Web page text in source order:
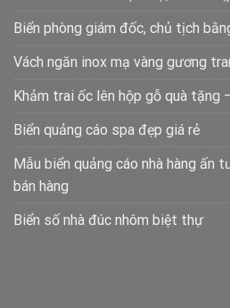
Biển phòng giám đốc, chủ tịch
Vách ngăn inox mạ vàng gương
Khảm trai ốc lên hộp gỗ quà tặng
Biển quảng cáo spa đẹp giá rẻ
Mẫu biển quảng cáo nhà hàng ấn
bán hàng
Biển số nhà đúc nhôm biệt thự